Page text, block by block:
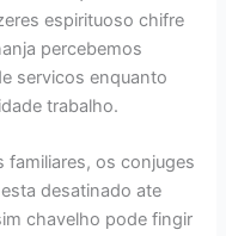
espirituoso chifre
percebemos
servicos enquanto
trabalho.
familiares, os conjuges
desatinado ate
chavelho pode fingir